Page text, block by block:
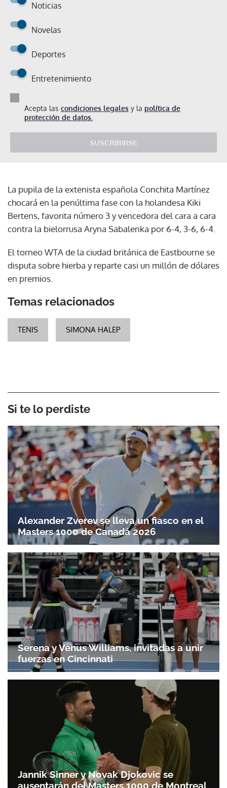
Noticias
Novelas
Deportes
Entretenimiento
Acepta las condiciones legales y la política de
protección de datos.
SUSCRIBIRSE
La pupila de la extenista española Conchita Martínez
chocará en la penúltima fase con la holandesa Kiki
Bertens, favorita número 3 y vencedora del cara a cara
contra la bielorrusa Aryna Sabalenka por 6-4, 3-6, 6-4.
El torneo WTA de la ciudad británica de Eastbourne se
disputa sobre hierba y reparte casi un millón de dólares
en premios.
Temas relacionados
TENIS SIMONA HALEP
Si te lo perdiste
Alexander Zverev se lleva un fiasco en el
Masters 1000 de Canadá 2026
Serena y Venus Williams, invitadas a unir
fuerzas en Cincinnati
Jannik Sinner y Novak Djokovic se
ausentarán del Masters 1000 de Montreal